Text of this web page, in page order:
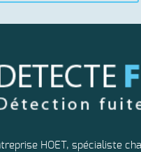
HOET, spécialiste